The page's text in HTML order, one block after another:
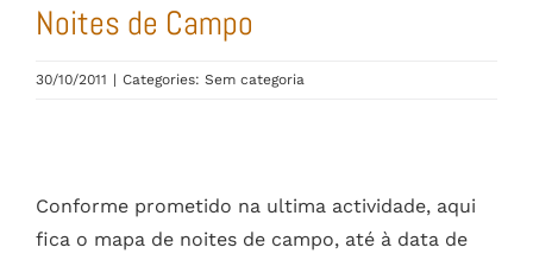
Noites de Campo
30/10/2011 | Categories: Sem categoria
Conforme prometido na ultima actividade, aqui
fica o mapa de noites de campo, até à data de